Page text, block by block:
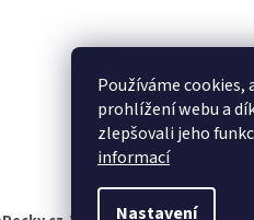
Používáme
prohlížení webu a
zlepšovali jeho
informací
Nastavení